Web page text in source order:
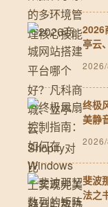
2026
亭云
终极
美静
斐波
法之